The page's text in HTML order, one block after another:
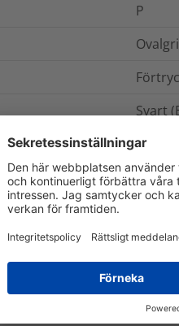
P
Svart
laser
Roller
0.0002